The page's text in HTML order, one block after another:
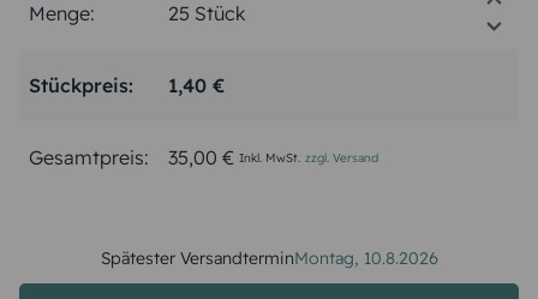
Menge:
Stückpreis: 1,40 €
Gesamtpreis: 35,00 € Inkl. MwSt. zzgl. Versand
Spätester VersandterminMontag, 10.8.2026